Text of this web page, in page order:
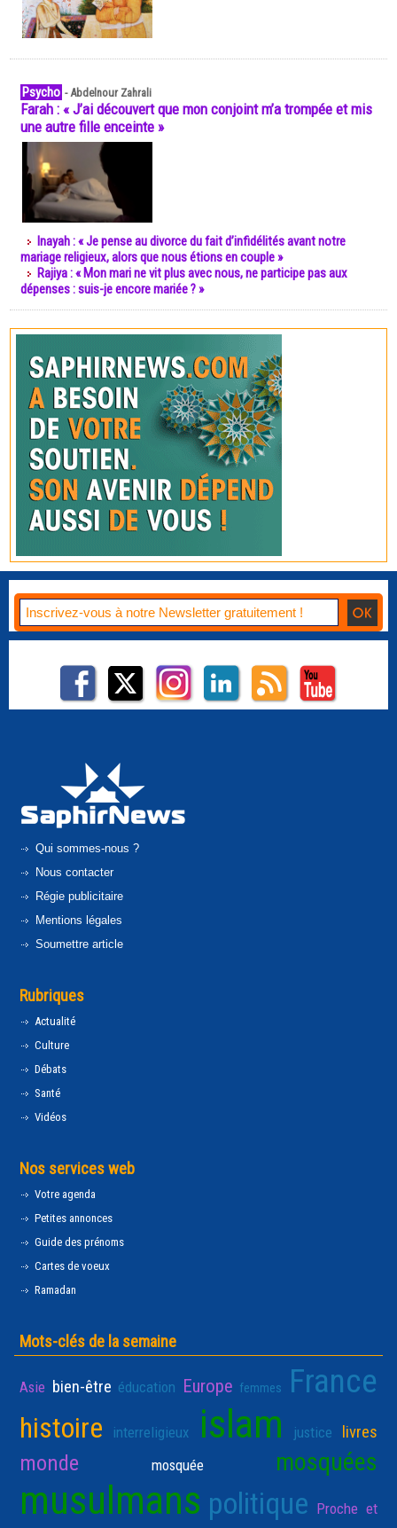
Psycho -Abdelnour Zahrali
Farah : « J’ai découvert que mon conjoint m’a trompée et mis
une autre fille enceinte »
Inayah : « Je pense au divorce du fait d’infidélités avant notre
mariage religieux, alors que nous étions en couple »
Rajiya : « Mon mari ne vit plus avec nous, ne participe pas aux
dépenses : suis-je encore mariée ? »
Qui sommes-nous ?
Nous contacter
Régie publicitaire
Mentions légales
Soumettre article
Rubriques
Actualité
Culture
Débats
Santé
Vidéos
Nos services web
Votre agenda
Petites annonces
Guide des prénoms
Cartes de voeux
Ramadan
Mots-clés de la semaine
Asie bien-être éducation Europe femmes France
histoire interreligieux islam justice livres
monde mosquée mosquées
musulmans politique Proche et